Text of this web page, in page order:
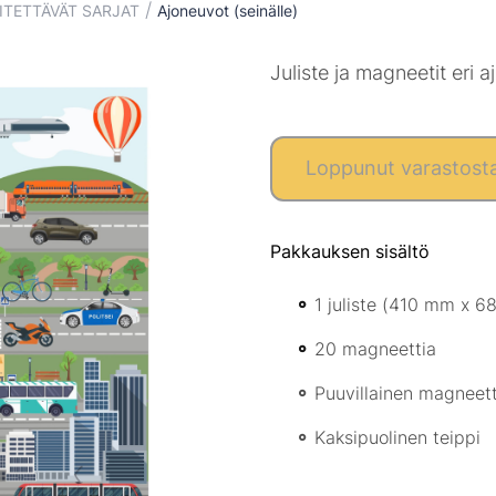
SARJAT / Ajoneuvot (seinälle)
Juliste ja magneetit eri
Loppunut
Pakkauksen sisältö
1 juliste (410 mm x
20 magneettia
Puuvillainen
Kaksipuolinen teippi